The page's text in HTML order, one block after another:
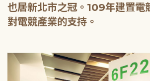
也居新北市之冠。109年建置電
對電競產業的支持。